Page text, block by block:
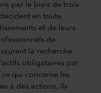
par le biais de trois
en toute
et de leurs
de
la recherche
obligataires par
qui concerne les
à des actions, ils